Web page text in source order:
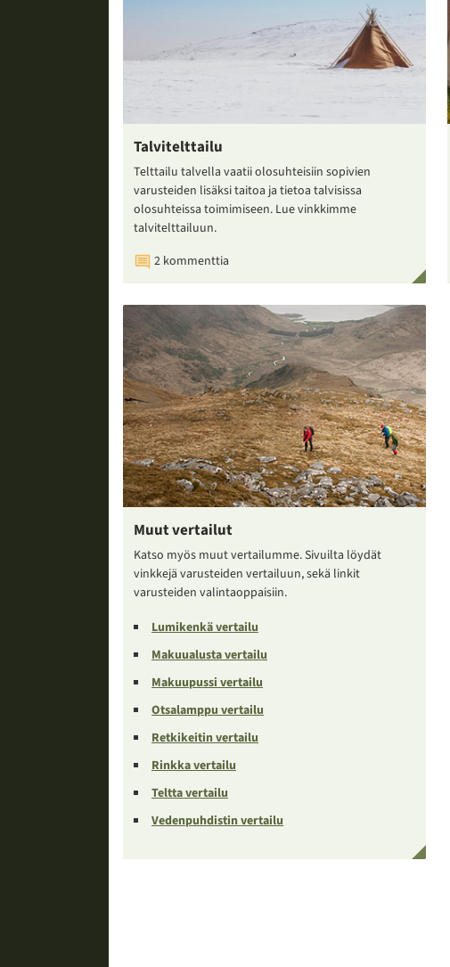
Talvitelttailu
Telttailu talvella vaatii olosuhteisiin sopivien
varusteiden lisäksi taitoa ja tietoa talvisissa
olosuhteissa toimimiseen. Lue vinkkimme
talvitelttailuun.
2 kommenttia
Muut vertailut
Katso myös muut vertailumme. Sivuilta löydät
vinkkejä varusteiden vertailuun, sekä linkit
varusteiden valintaoppaisiin.
Lumikenkä vertailu
Makuualusta vertailu
Makuupussi vertailu
Otsalamppu vertailu
Retkikeitin vertailu
Rinkka vertailu
Teltta vertailu
Vedenpuhdistin vertailu